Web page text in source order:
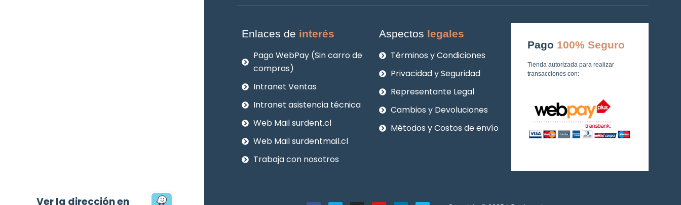
Ver la dirección en
Enlaces de interés
Pago WebPay (Sin carro de
compras)
Intranet Ventas
Intranet asistencia técnica
Web Mail surdent.cl
Web Mail surdentmail.cl
Trabaja con nosotros
Aspectos legales
Términos y Condiciones
Privacidad y Seguridad
Representante Legal
Cambios y Devoluciones
Métodos y Costos de envío
Pago 100% Seguro
Tienda autorizada para realizar
transacciones con: